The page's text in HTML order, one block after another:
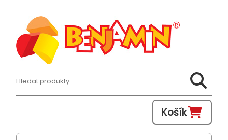
Hledat:
Košík